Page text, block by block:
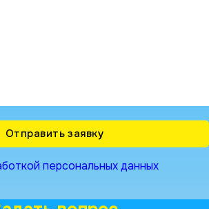
персональных данных